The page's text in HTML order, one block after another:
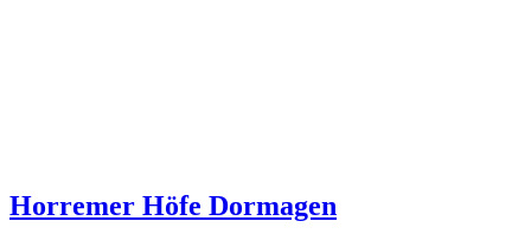
Horremer Höfe Dormagen